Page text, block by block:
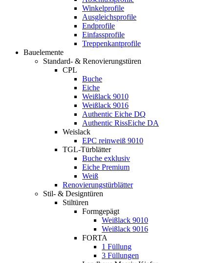
Winkelprofile
Ausgleichsprofile
Endprofile
Einfassprofile
Treppenkantprofile
Bauelemente
Standard- & Renovierungstüren
CPL
Buche
Eiche
Weißlack 9010
Weißlack 9016
Authentic Eiche DQ
Authentic RissEiche DA
Weislack
EPC reinweiß 9010
TGL-Türblätter
Buche exklusiv
Eiche Premium
Weiß
Renovierungstürblätter
Stil- & Designtüren
Stiltüren
Formgepägt
Weißlack 9010
Weißlack 9016
FORTA
1 Füllung
3 Füllungen